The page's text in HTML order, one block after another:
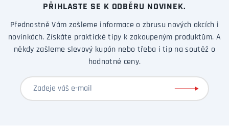
PŘIHLASTE SE K ODBĚRU NOVINEK.
Přednostně Vám zašleme informace o zbrusu nových akcích i
novinkách. Získáte praktické tipy k zakoupeným produktům. A
někdy zašleme slevový kupón nebo třeba i tip na soutěž o
hodnotné ceny.